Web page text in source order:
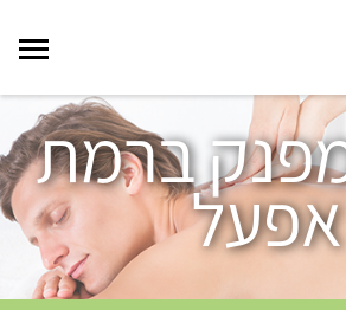
מפנק ברמת
אפעל